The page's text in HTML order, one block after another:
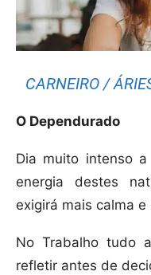
CARNEIRO /
O Dependurado
Dia muito intenso
energia destes
exigirá mais calma e
No Trabalho tudo
refletir antes de